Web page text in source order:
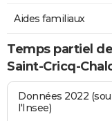
Aides familiaux
Temps partiel
Saint-Cricq-
Données 2022
l'Insee)